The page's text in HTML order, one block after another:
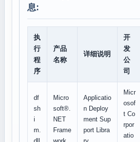
息:
执
行
程
序
产品
名称
详细说明
开
发
公
司
df
sh
i
m.
Micro
soft®.
NET
Frame
Applicatio
n Deploy
ment Sup
port Libra
Micr
osof
t Co
rpor
atio